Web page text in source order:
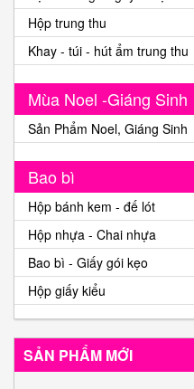
Hộp trung thu
Khay - túi - hút ẩm trung thu
Mùa Noel -Giáng Sinh
Sản Phẩm Noel, Giáng Sinh
Bao bì
Hộp bánh kem - đế lót
Hộp nhựa - Chai nhựa
Bao bì - Giấy gói kẹo
Hộp giấy kiểu
SẢN PHẨM MỚI